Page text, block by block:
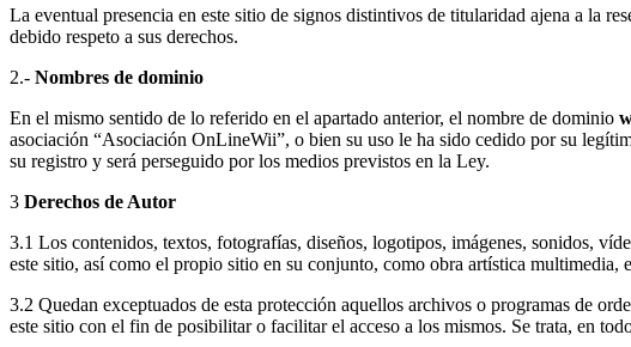
La eventual presencia en este sitio de signos distintivos de titularidad ajena a la
debido respeto a sus derechos.
2.- Nombres de dominio
En el mismo sentido de lo referido en el apartado anterior, el nombre de dominio
asociación “Asociación OnLineWii”, o bien su uso le ha sido cedido por su
su registro y será perseguido por los medios previstos en la Ley.
3 Derechos de Autor
3.1 Los contenidos, textos, fotografías, diseños, logotipos, imágenes, sonidos,
este sitio, así como el propio sitio en su conjunto, como obra artística
3.2 Quedan exceptuados de esta protección aquellos archivos o programas de
este sitio con el fin de posibilitar o facilitar el acceso a los mismos. Se trata, en